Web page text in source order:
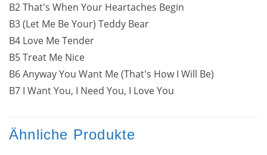
B2 That's When Your Heartaches Begin
B3 (Let Me Be Your) Teddy Bear
B4 Love Me Tender
B5 Treat Me Nice
B6 Anyway You Want Me (That's How I Will Be)
B7 I Want You, I Need You, I Love You
Ähnliche Produkte